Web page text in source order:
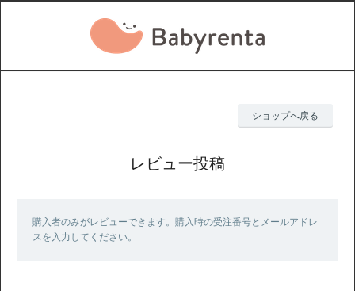
ショップへ戻る
レビュー投稿
購入者のみがレビューできます。購入時の受注番号とメールアドレ
スを入力してください。